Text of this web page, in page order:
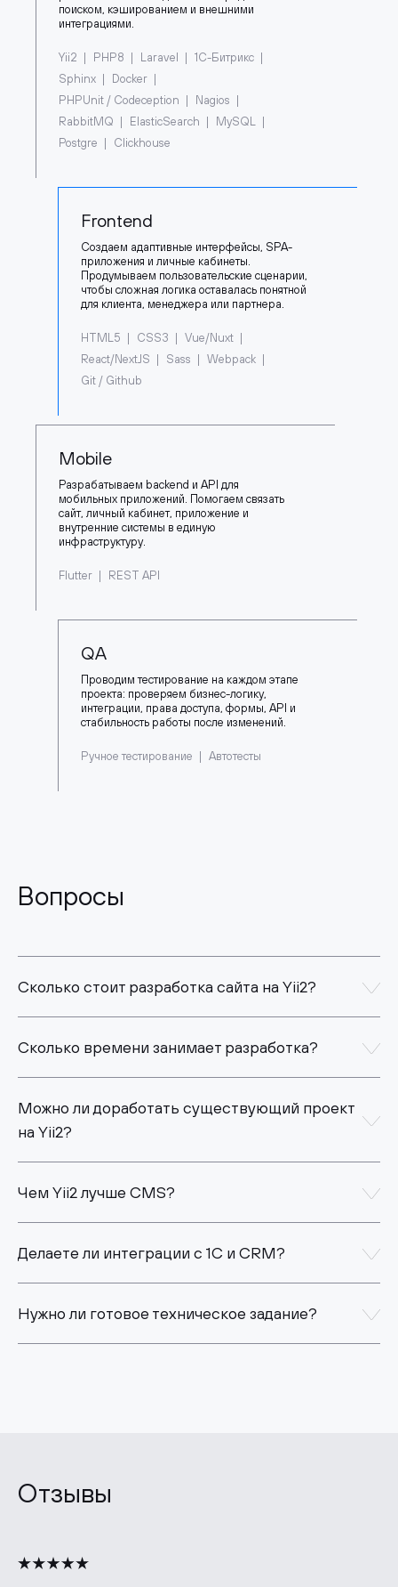
поиском, кэшированием и внешними
интеграциями.
Yii2 PHP8 Laravel
1С-Битрикс
Sphinx
Docker
PHPUnit / Codeception
Nagios
RabbitMQ
ElasticSearch
MySQL
Postgre
Clickhouse
Frontend
Создаем адаптивные интерфейсы, SPA-
приложения и личные кабинеты.
Продумываем пользовательские сценарии,
чтобы сложная логика оставалась понятной
для клиента, менеджера или партнера.
HTML5 CSS3
Vue/Nuxt
React/NextJS
Sass
Webpack
Git / Github
Mobile
Разрабатываем backend и API для
мобильных приложений. Помогаем связать
сайт, личный кабинет, приложение и
внутренние системы в единую
инфраструктуру.
Flutter REST API
QA
Проводим тестирование на каждом этапе
проекта: проверяем бизнес-логику,
интеграции, права доступа, формы, API и
стабильность работы после изменений.
Ручное тестирование Автотесты
Вопросы
Сколько стоит разработка сайта на Yii2?
Сколько времени занимает разработка?
Можно ли доработать существующий проект
на Yii2?
Чем Yii2 лучше CMS?
Делаете ли интеграции с 1С и CRM?
Нужно ли готовое техническое задание?
Отзывы